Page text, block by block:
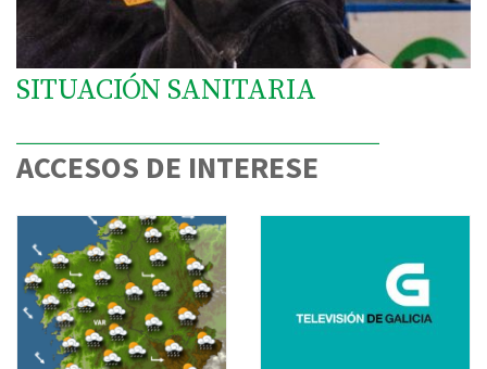
SITUACIÓN SANITARIA
ACCESOS DE INTERESE